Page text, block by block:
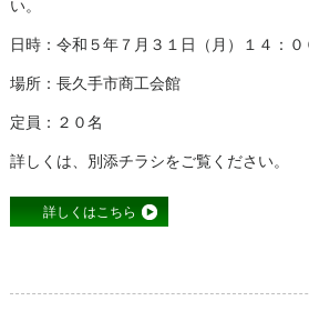
い。
日時：令和５年７月３１日（月）１４：０
場所：長久手市商工会館
定員：２０名
詳しくは、別添チラシをご覧ください。
詳しくはこちら